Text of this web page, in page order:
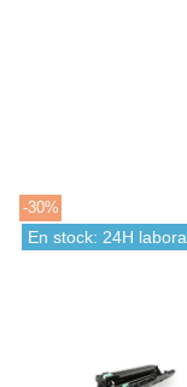
-30%
En stock: 24H